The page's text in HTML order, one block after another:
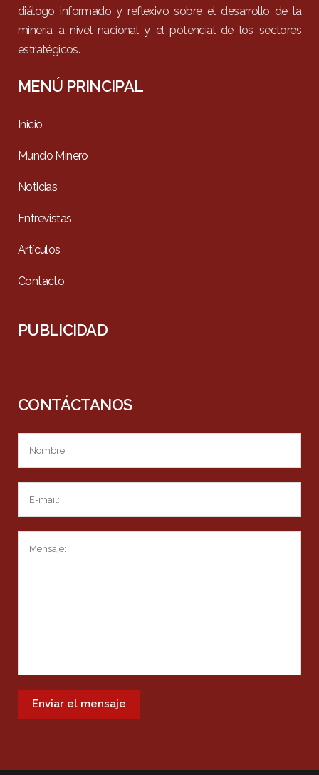
diálogo informado y reflexivo sobre el desarrollo de la
minería a nivel nacional y el potencial de los sectores
estratégicos.
MENÚ PRINCIPAL
Inicio
Mundo Minero
Noticias
Entrevistas
Artículos
Contacto
PUBLICIDAD
CONTÁCTANOS